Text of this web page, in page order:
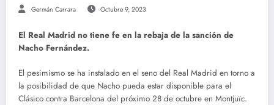
Germán Carrara Octubre 9, 2023
El Real Madrid no tiene fe en la rebaja de la sanción de
Nacho Fernández.
El pesimismo se ha instalado en el seno del Real Madrid en torno a
la posibilidad de que Nacho pueda estar disponible para el
Clásico contra Barcelona del próximo 28 de octubre en Montjuïc.